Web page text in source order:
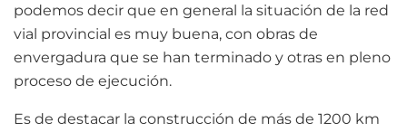
podemos decir que en general la situación de la red
vial provincial es muy buena, con obras de
envergadura que se han terminado y otras en pleno
proceso de ejecución.
Es de destacar la construcción de más de 1200 km